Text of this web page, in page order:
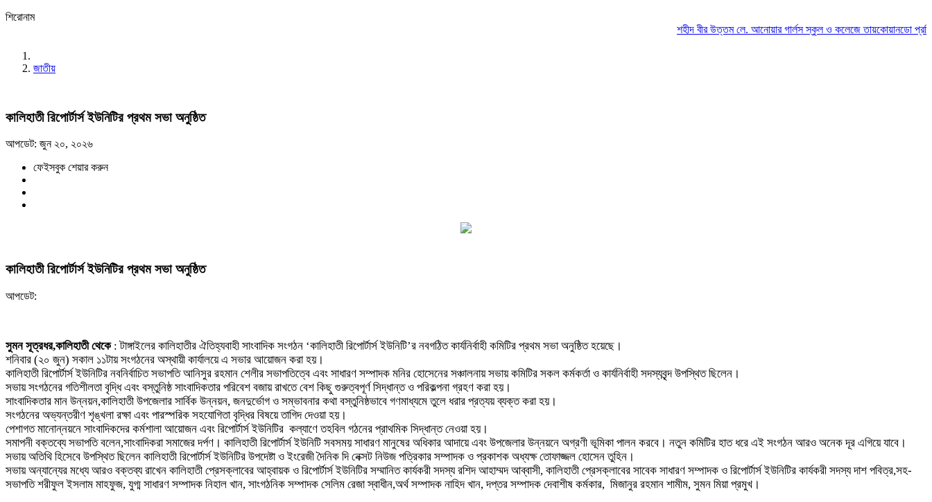
শিরোনাম
শহীদ বীর উত্তম লে. আনোয়ার গার্লস স্কুল ও কলেজে তায়কোয়ানডো প্রতিযোগিতা
জাতীয়
কালিহাতী রিপোর্টার্স ইউনিটির প্রথম সভা অনুষ্ঠিত
আপডেট: জুন ২০, ২০২৬
ফেইসবুক শেয়ার করুন
কালিহাতী রিপোর্টার্স ইউনিটির প্রথম সভা অনুষ্ঠিত
আপডেট:
সুমন সূত্রধর,কালিহাতী থেকে: টাঙ্গাইলের কালিহাতীর ঐতিহ্যবাহী সাংবাদিক সংগঠন ‘কালিহাতী রিপোর্টার্স ইউনিটি’র নবগঠিত কার্যনির্বাহী কমিটির প্রথম সভা অনুষ্ঠিত হয়েছে।
শনিবার (২০ জুন) সকাল ১১টায় সংগঠনের অস্থায়ী কার্যালয়ে এ সভার আয়োজন করা হয়।
কালিহাতী রিপোর্টার্স ইউনিটির নবনির্বাচিত সভাপতি আনিসুর রহমান শেলীর সভাপতিত্বে এবং সাধারণ সম্পাদক মনির হোসেনের সঞ্চালনায় সভায় কমিটির সকল কর্মকর্তা ও কার্যনির্বাহী সদস্যবৃন্দ উপস্থিত ছিলেন।
সভায় সংগঠনের গতিশীলতা বৃদ্ধি এবং বস্তুনিষ্ঠ সাংবাদিকতার পরিবেশ বজায় রাখতে বেশ কিছু গুরুত্বপূর্ণ সিদ্ধান্ত ও পরিকল্পনা গ্রহণ করা হয়।
সাংবাদিকতার মান উন্নয়ন,কালিহাতী উপজেলার সার্বিক উন্নয়ন, জনদুর্ভোগ ও সম্ভাবনার কথা বস্তুনিষ্ঠভাবে গণমাধ্যমে তুলে ধরার প্রত্যয় ব্যক্ত করা হয়।
সংগঠনের অভ্যন্তরীণ শৃঙ্খলা রক্ষা এবং পারস্পরিক সহযোগিতা বৃদ্ধির বিষয়ে তাগিদ দেওয়া হয়।
পেশাগত মানোন্নয়নে সাংবাদিকদের কর্মশালা আয়োজন এবং রিপোর্টার্স ইউনিটির কল্যাণে তহবিল গঠনের প্রাথমিক সিদ্ধান্ত নেওয়া হয়।
সমাপনী বক্তব্যে সভাপতি বলেন,সাংবাদিকরা সমাজের দর্পণ। কালিহাতী রিপোর্টার্স ইউনিটি সবসময় সাধারণ মানুষের অধিকার আদায়ে এবং উপজেলার উন্নয়নে অগ্রণী ভূমিকা পালন করবে। নতুন কমিটির হাত ধরে এই সংগঠন আরও অনেক দূর এগিয়ে যাবে।
সভায় অতিথি হিসেবে উপস্থিত ছিলেন কালিহাতী রিপোর্টার্স ইউনিটির উপদেষ্টা ও ইংরেজী দৈনিক দি নেক্সট নিউজ পত্রিকার সম্পাদক ও প্রকাশক অধ্যক্ষ তোফাজ্জল হোসেন তুহিন।
সভায় অন্যান্যের মধ্যে আরও বক্তব্য রাখেন কালিহাতী প্রেসক্লাবের আহ্বায়ক ও রিপোর্টার্স ইউনিটির সম্মানিত কার্যকরী সদস্য রশিদ আহাম্মদ আব্বাসী, কালিহাতী প্রেসক্লাবের সাবেক সাধারণ সম্পাদক ও রিপোর্টার্স ইউনিটির কার্যকরী সদস্য দাশ পবিত্র,সহ-
সভাপতি শরীফুল ইসলাম মাহফুজ, যুগ্ম সাধারণ সম্পাদক নিহাল খান, সাংগঠনিক সম্পাদক সেলিম রেজা স্বাধীন,অর্থ সম্পাদক নাহিদ খান, দপ্তর সম্পাদক দেবাশীষ কর্মকার, মিজানুর রহমান শামীম, সুমন মিয়া প্রমুখ।